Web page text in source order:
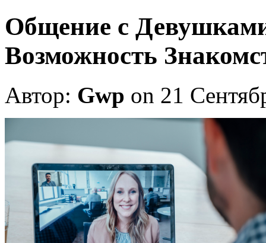
Общение с
Возможность
Автор: Gwp on 21